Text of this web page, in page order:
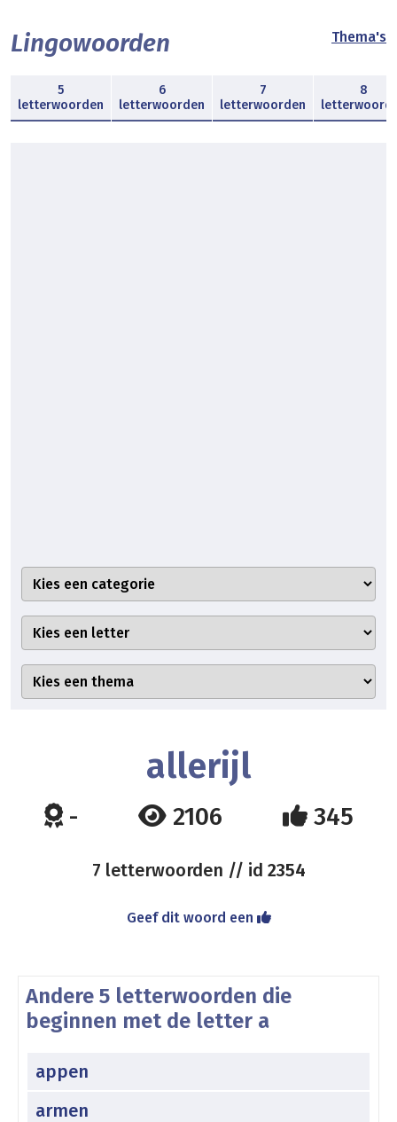
Lingowoorden Thema's
5
letterwoorden
6
letterwoorden
7
letterwoorden
8
allerijl
- 2106 345
7 letterwoorden // id 2354
Geef dit woord een
Andere 5 letterwoorden die
beginnen met de letter a
appen
armen